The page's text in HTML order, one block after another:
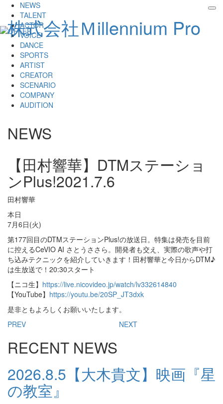
株式会社Ｍillennium Pro
NEWS
TALENT
ACTOR
VOICE
DANCE
SPORTS
ARTIST
CREATOR
SCENARIO
COMPANY
AUDITION
NEWS
【田村響華】DTMステーショ
ンPlus!2021.7.6
田村響華
本日
7月6日(火)
第177回目のDTMステーションPlus!の放送日。特集は発売を目前
に控えるCeVIO AI さとうささら。開発者も交え、実際の歌声や打
ち込みテクニックを紹介していきます！田村響華と今日からDTM♪
は生放送で！20:30スタート
【ニコ生】 https://live.nicovideo.jp/watch/lv332614840
【YouTube】 https://youtu.be/20SP_JT3dxk
是非ともよろしくお願いいたします。
PREV
NEXT
RECENT NEWS
2026.8.5 【大木貴文】映画『星
の教室』